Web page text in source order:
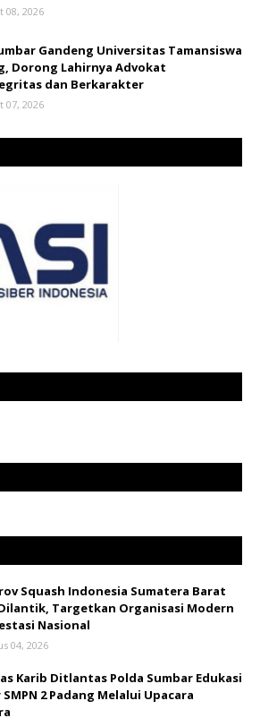
08, 2026
Gandeng Universitas Tamansiswa
Dorong Lahirnya Advokat
dan Berkarakter
07, 2026
Squash Indonesia Sumatera Barat
Targetkan Organisasi Modern
Nasional
04, 2026
Karib Ditlantas Polda Sumbar Edukasi
SMPN 2 Padang Melalui Upacara